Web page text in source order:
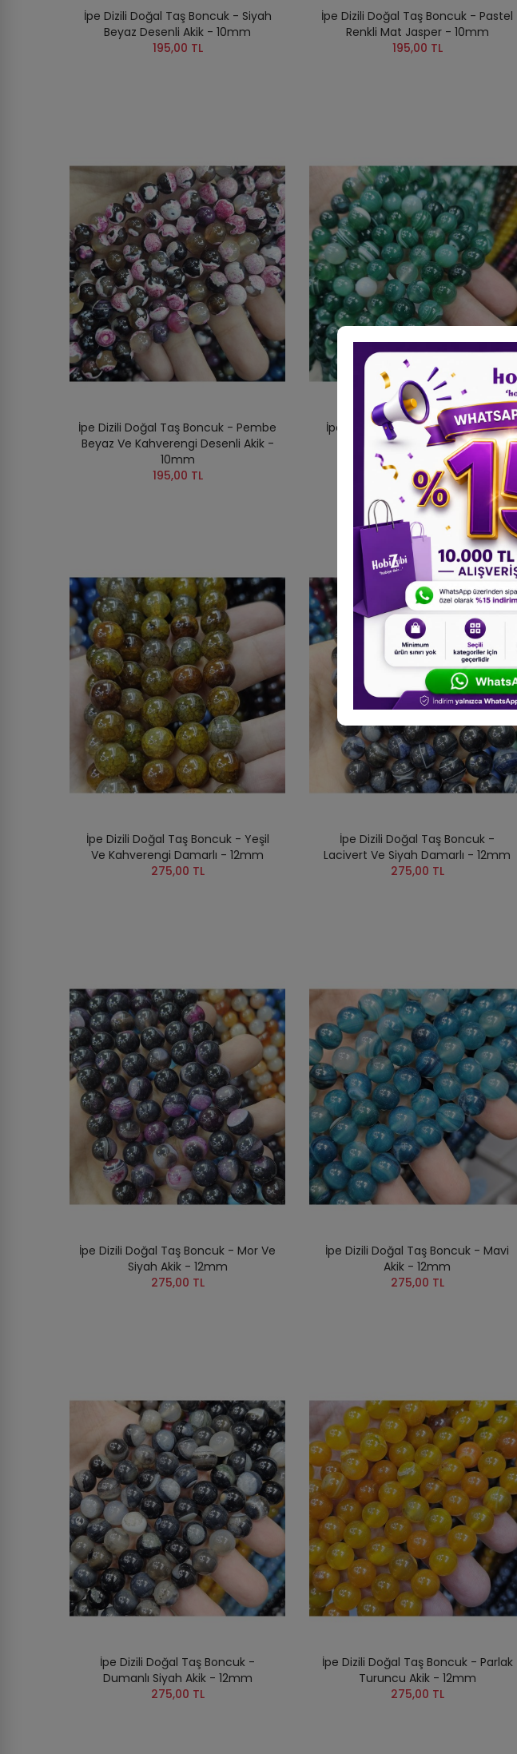
İpe Dizili Doğal Taş Boncuk - Siyah
Beyaz Desenli Akik - 10mm
195,00 TL
İpe Dizili Doğal Taş Boncuk - Pastel
Renkli Mat Jasper - 10mm
195,00 TL
İpe Dizili Doğal Taş Boncuk - Pembe
Beyaz Ve Kahverengi Desenli Akik -
10mm
195,00 TL
İpe Dizili Doğal Taş Boncuk - Yeşil
Tonlarda Çizgili Akik - 10mm
195,00 TL
İpe Dizili Doğal Taş Boncuk - Yeşil
Ve Kahverengi Damarlı - 12mm
275,00 TL
İpe Dizili Doğal Taş Boncuk -
Lacivert Ve Siyah Damarlı - 12mm
275,00 TL
İpe Dizili Doğal Taş Boncuk - Mor Ve
Siyah Akik - 12mm
275,00 TL
İpe Dizili Doğal Taş Boncuk - Mavi
Akik - 12mm
275,00 TL
İpe Dizili Doğal Taş Boncuk -
Dumanlı Siyah Akik - 12mm
275,00 TL
İpe Dizili Doğal Taş Boncuk - Parlak
Turuncu Akik - 12mm
275,00 TL